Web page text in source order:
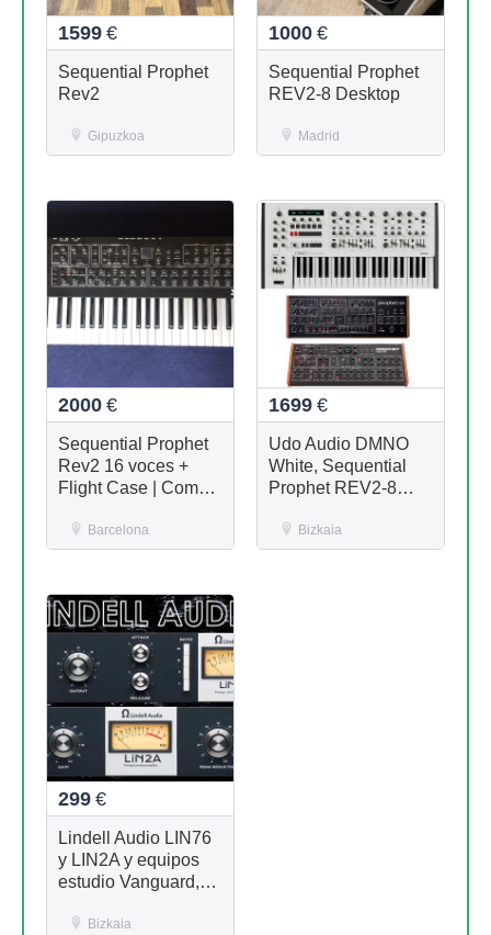
1599 €
Sequential Prophet
Rev2
Gipuzkoa
1000 €
Sequential Prophet
REV2-8 Desktop
Madrid
2000 €
Sequential Prophet
Rev2 16 voces +
Flight Case | Como
Barcelona
1699 €
Udo Audio DMNO
White, Sequential
Prophet REV2-8
Module, Pro 3, Erica
HEXDRUM, Arturia
Bizkaia
299 €
Lindell Audio LIN76
y LIN2A y equipos
estudio Vanguard,
Premiere,
Bizkaia